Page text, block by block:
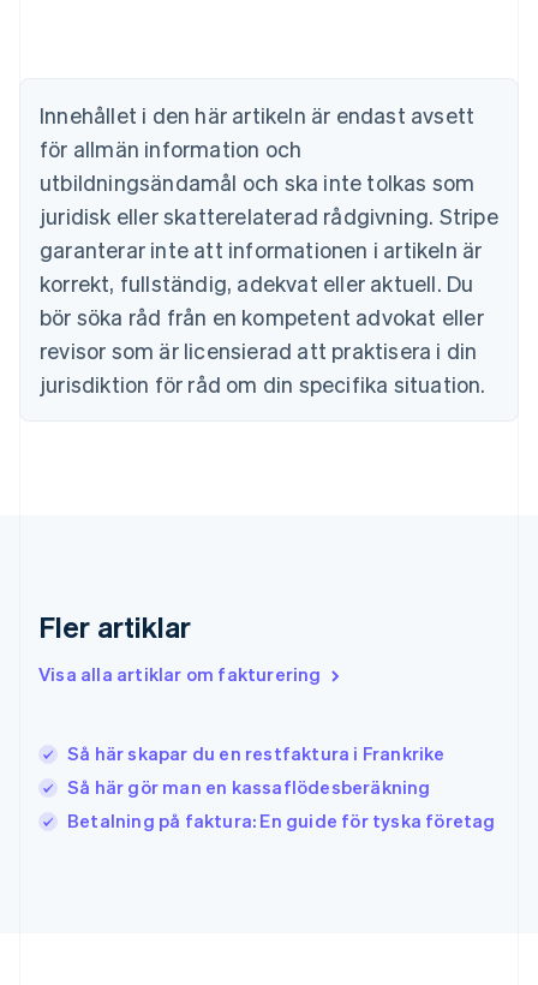
Innehållet i den här artikeln är endast avsett
för allmän information och
utbildningsändamål och ska inte tolkas som
juridisk eller skatterelaterad rådgivning. Stripe
garanterar inte att informationen i artikeln är
korrekt, fullständig, adekvat eller aktuell. Du
bör söka råd från en kompetent advokat eller
revisor som är licensierad att praktisera i din
jurisdiktion för råd om din specifika situation.
Fler artiklar
Visa alla artiklar om fakturering
Så här skapar du en restfaktura i Frankrike
Så här gör man en kassaflödesberäkning
Betalning på faktura: En guide för tyska företag
Danmark
English
Estland
English
Fastlandskina
Finland
EnglishSvenska
Frankrike
Français English
Förenade Arabemiraten
English
English
Grekland
Italien
Italiano English
Japan
Kroatien
EnglishItaliano
Lettland